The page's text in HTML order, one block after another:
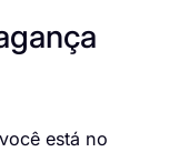
está no